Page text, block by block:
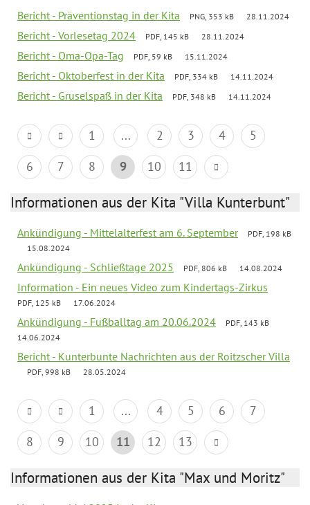
Bericht - Präventionstag in der Kita PNG, 353 kB 28.11.2024
Bericht - Vorlesetag 2024 PDF, 145 kB 28.11.2024
Bericht - Oma-Opa-Tag PDF, 59 kB 15.11.2024
Bericht - Oktoberfest in der Kita PDF, 334 kB 14.11.2024
Bericht - Gruselspaß in der Kita PDF, 348 kB 14.11.2024
1 ... 2 3 4
5
6
7 8 9 10 11
Informationen aus der Kita "Villa Kunterbunt"
Ankündigung - Mittelalterfest am 6. September
PDF, 198 kB
15.08.2024
Ankündigung - Schließtage 2025 PDF, 806 kB 14.08.2024
Information - Ein neues Video zum Kindertags-Zirkus
PDF, 125 kB 17.06.2024
Ankündigung - Fußballtag am 20.06.2024
PDF, 143 kB
14.06.2024
Bericht - Kunterbunte Nachrichten aus der Roitzscher Villa
PDF, 998 kB 28.05.2024
1 ... 4 5 6
7
8
9 10 11 12 13
Informationen aus der Kita "Max und Moritz"